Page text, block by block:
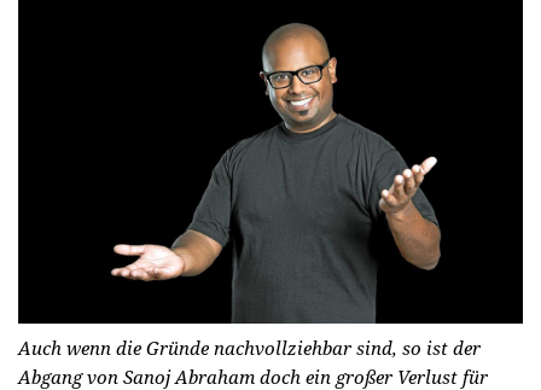
Auch wenn die Gründe nachvollziehbar sind, so ist der
Abgang von Sanoj Abraham doch ein großer Verlust für